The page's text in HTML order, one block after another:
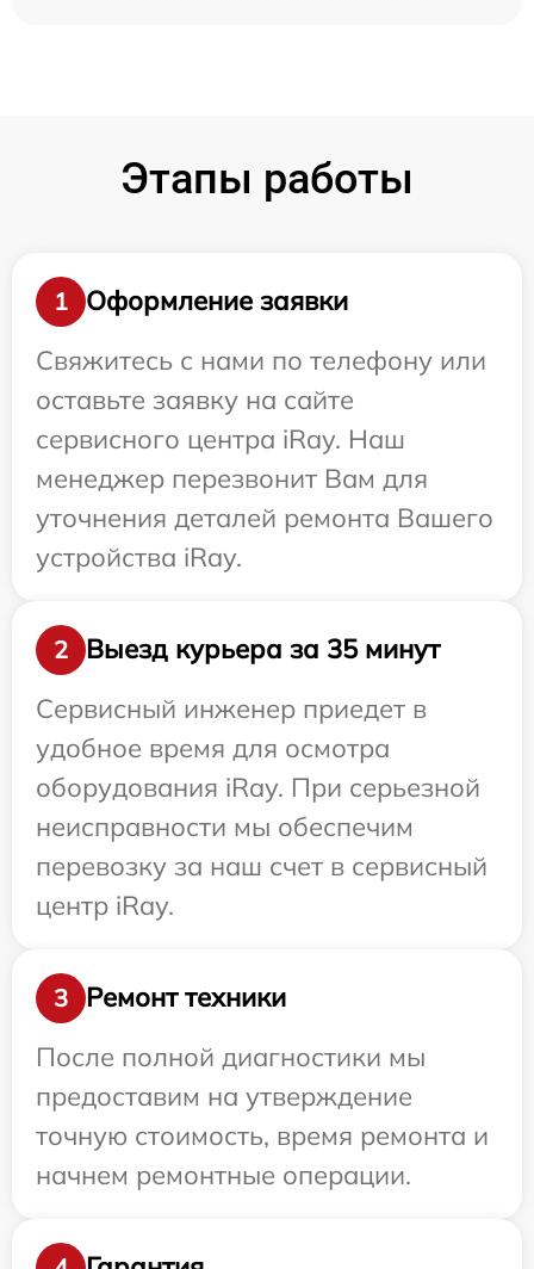
Этапы работы
1
Оформление заявки
Свяжитесь с нами по телефону или
оставьте заявку на сайте
сервисного центра iRay. Наш
менеджер перезвонит Вам для
уточнения деталей ремонта Вашего
устройства iRay.
2
Выезд курьера за 35 минут
Сервисный инженер приедет в
удобное время для осмотра
оборудования iRay. При серьезной
неисправности мы обеспечим
перевозку за наш счет в сервисный
центр iRay.
3
Ремонт техники
После полной диагностики мы
предоставим на утверждение
точную стоимость, время ремонта и
начнем ремонтные операции.